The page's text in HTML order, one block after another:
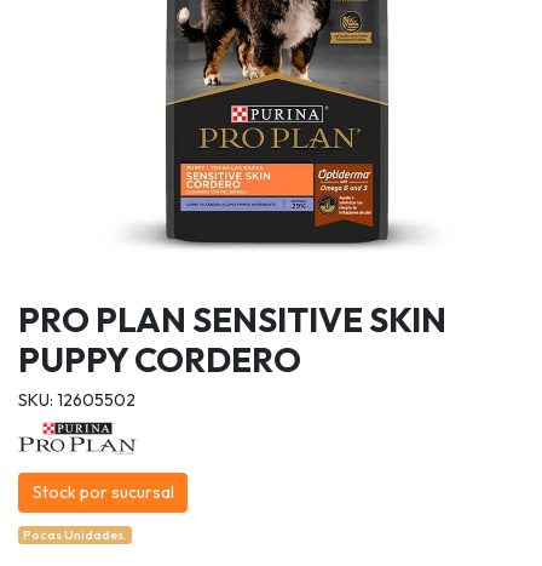
PRO PLAN SENSITIVE SKIN
PUPPY CORDERO
SKU: 12605502
Stock por sucursal
Pocas Unidades.